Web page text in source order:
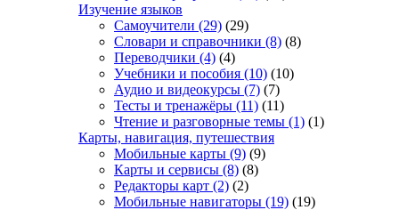
Изучение языков
Самоучители (29) (29)
Словари и справочники (8) (8)
Переводчики (4) (4)
Учебники и пособия (10) (10)
Аудио и видеокурсы (7) (7)
Тесты и тренажёры (11) (11)
Чтение и разговорные темы (1) (1)
Карты, навигация, путешествия
Мобильные карты (9) (9)
Карты и сервисы (8) (8)
Редакторы карт (2) (2)
Мобильные навигаторы (19) (19)